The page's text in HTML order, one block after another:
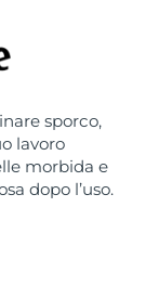
sporco,
lavoro
morbida e
dopo l’uso.